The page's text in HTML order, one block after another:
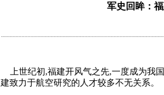
军史回眸：
上世纪初,福建开风气之先,一度成为我
建致力于航空研究的人才较多不无关系。